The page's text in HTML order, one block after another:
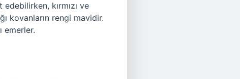
kırmızı ve
kovanların rengi mavidir.
emerler.